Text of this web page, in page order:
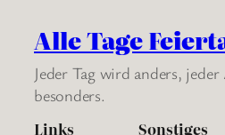
Alle Tage
Jeder Tag wird anders, jeder
besonders.
Links
Sonstiges